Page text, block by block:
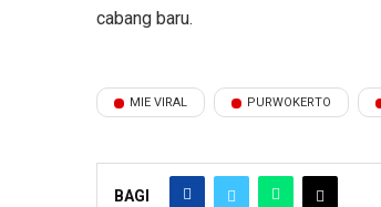
cabang baru.
MIE VIRAL PURWOKERTO
BAGI